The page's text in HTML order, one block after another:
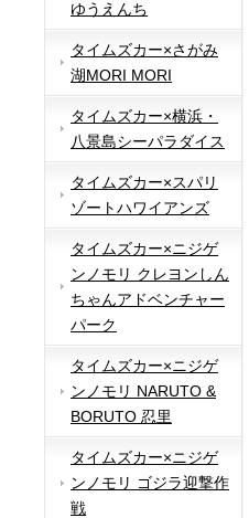
ゆうえんち
タイムズカー×さがみ
湖MORI MORI
タイムズカー×横浜・
八景島シーパラダイス
タイムズカー×スパリ
ゾートハワイアンズ
タイムズカー×ニジゲ
ンノモリ クレヨンしん
ちゃんアドベンチャー
パーク
タイムズカー×ニジゲ
ンノモリ NARUTO &
BORUTO 忍里
タイムズカー×ニジゲ
ンノモリ ゴジラ迎撃作
戦